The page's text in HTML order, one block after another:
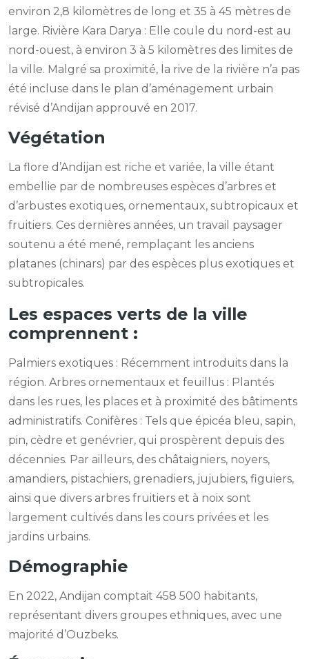
environ 2,8 kilomètres de long et 35 à 45 mètres de
large. Rivière Kara Darya : Elle coule du nord-est au
nord-ouest, à environ 3 à 5 kilomètres des limites de
la ville. Malgré sa proximité, la rive de la rivière n’a pas
été incluse dans le plan d’aménagement urbain
révisé d’Andijan approuvé en 2017.
Végétation
La flore d’Andijan est riche et variée, la ville étant
embellie par de nombreuses espèces d’arbres et
d’arbustes exotiques, ornementaux, subtropicaux et
fruitiers. Ces dernières années, un travail paysager
soutenu a été mené, remplaçant les anciens
platanes (chinars) par des espèces plus exotiques et
subtropicales.
Les espaces verts de la ville
comprennent :
Palmiers exotiques : Récemment introduits dans la
région. Arbres ornementaux et feuillus : Plantés
dans les rues, les places et à proximité des bâtiments
administratifs. Conifères : Tels que épicéa bleu, sapin,
pin, cèdre et genévrier, qui prospèrent depuis des
décennies. Par ailleurs, des châtaigniers, noyers,
amandiers, pistachiers, grenadiers, jujubiers, figuiers,
ainsi que divers arbres fruitiers et à noix sont
largement cultivés dans les cours privées et les
jardins urbains.
Démographie
En 2022, Andijan comptait 458 500 habitants,
représentant divers groupes ethniques, avec une
majorité d’Ouzbeks.